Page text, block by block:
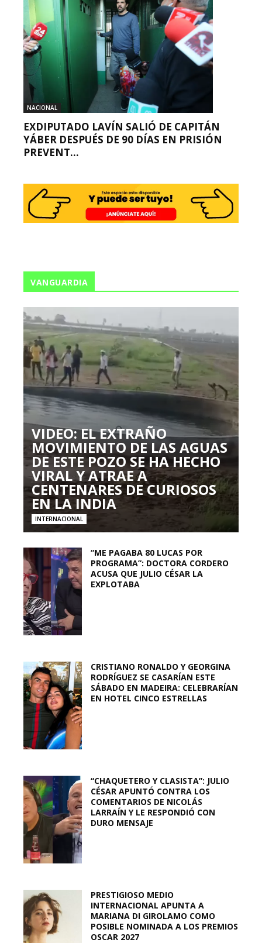
NACIONAL
EXDIPUTADO LAVÍN SALIÓ DE CAPITÁN
YÁBER DESPUÉS DE 90 DÍAS EN PRISIÓN
PREVENT...
VANGUARDIA
VIDEO: EL EXTRAÑO
MOVIMIENTO DE LAS AGUAS
DE ESTE POZO SE HA HECHO
VIRAL Y ATRAE A
CENTENARES DE CURIOSOS
EN LA INDIA
INTERNACIONAL
“ME PAGABA 80 LUCAS POR
PROGRAMA”: DOCTORA CORDERO
ACUSA QUE JULIO CÉSAR LA
EXPLOTABA
CRISTIANO RONALDO Y GEORGINA
RODRÍGUEZ SE CASARÍAN ESTE
SÁBADO EN MADEIRA: CELEBRARÍAN
EN HOTEL CINCO ESTRELLAS
“CHAQUETERO Y CLASISTA”: JULIO
CÉSAR APUNTÓ CONTRA LOS
COMENTARIOS DE NICOLÁS
LARRAÍN Y LE RESPONDIÓ CON
DURO MENSAJE
PRESTIGIOSO MEDIO
INTERNACIONAL APUNTA A
MARIANA DI GIROLAMO COMO
POSIBLE NOMINADA A LOS PREMIOS
OSCAR 2027